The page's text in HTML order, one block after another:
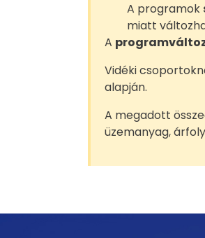
A programok
miatt
A
Vidéki
alapján.
A megadott
üzemanyag,